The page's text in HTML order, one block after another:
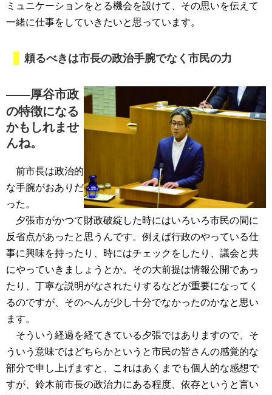
ミュニケーションをとる機会を設けて、その思いを伝えて
一緒に仕事をしていきたいと思っています。
頼るべきは市長の政治手腕でなく市民の力
――厚谷市政
の特徴になる
かもしれませ
んね。
前市長は政治的
な手腕がおありだ
った。
夕張市がかつて財政破綻した時にはいろいろ市民の間に
反省点があったと思うんです。例えば行政のやっている仕
事に興味を持ったり、時にはチェックをしたり、議会と共
にやっていきましょうとか。その大前提は情報公開であっ
たり、丁寧な説明がなされたりするなどが重要になってく
るのですが、そのへんが少し十分でなかったのかなと思い
ます。
そういう経過を経てきている夕張ではありますので、そ
ういう意味ではどちらかというと市民の皆さんの感覚的な
部分で申し上げますと、これはあくまでも個人的な感想で
すが、鈴木前市長の政治力にある程度、依存というと言い